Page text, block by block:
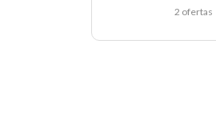
2 ofertas